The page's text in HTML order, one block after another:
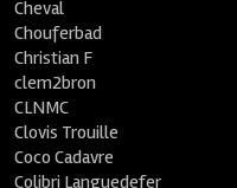
Cheval
Chouferbad
Christian F
clem2bron
CLNMC
Clovis Trouille
Coco Cadavre
Colibri Languedefer